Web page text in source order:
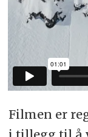
Filmen er